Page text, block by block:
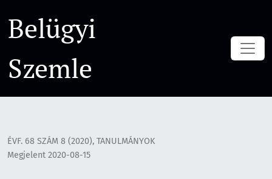
Belügyi
Szemle
ÉVF. 68 SZÁM 8 (2020), TANULMÁNYOK
Megjelent 2020-08-15